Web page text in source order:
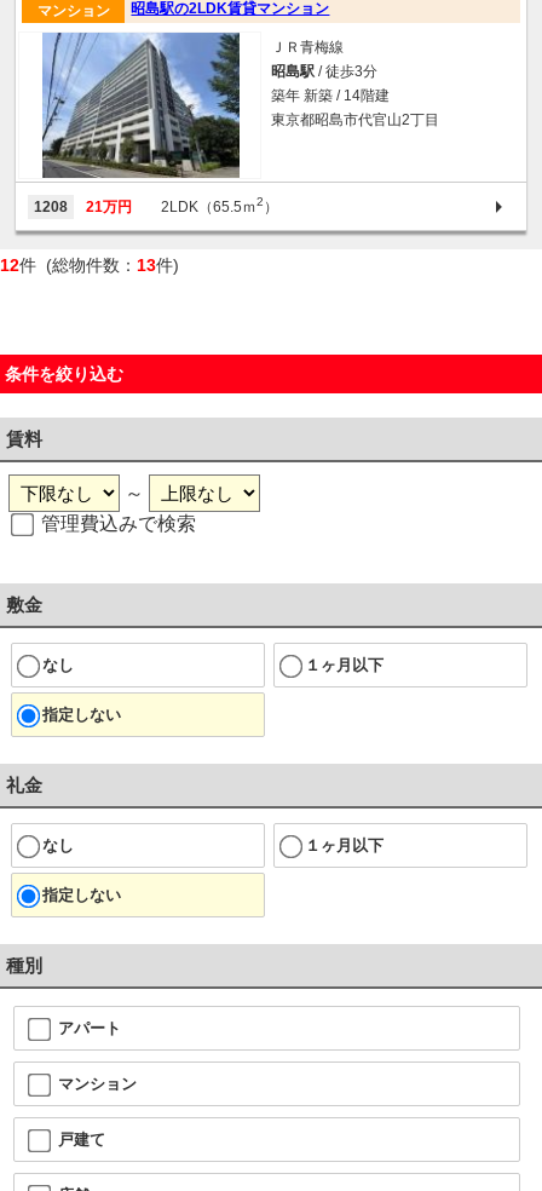
昭島駅の2LDK賃貸マンション
マンション
ＪＲ青梅線
昭島駅 / 徒歩3分
築年 新築 / 14階建
東京都昭島市代官山2丁目
1208 21万円 2LDK（65.5ｍ2 ）
12件 (総物件数： 13件)
条件を絞り込む
賃料
～
管理費込みで検索
敷金
なし １ヶ月以下
指定しない
礼金
なし １ヶ月以下
指定しない
種別
アパート
マンション
戸建て